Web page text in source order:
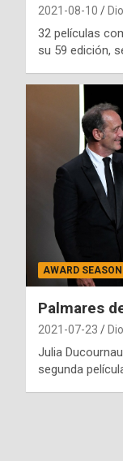
2021-08-10
32 películas
su 59 edición,
AWARD SEASON
Palmares
2021-07-23
Julia
segunda